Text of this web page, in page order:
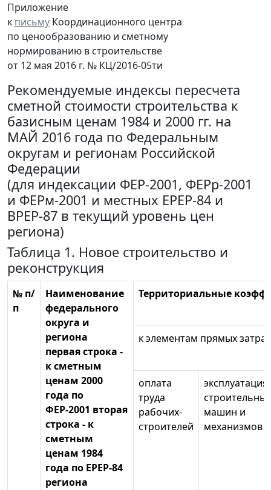
Приложение
к письму Координационного центра
по ценообразованию и сметному
нормированию в строительстве
от 12 мая 2016 г. № КЦ/2016-05ти
Рекомендуемые индексы пересчета
сметной стоимости строительства к
базисным ценам 1984 и 2000 гг. на
МАЙ 2016 года по Федеральным
округам и регионам Российской
Федерации
(для индексации ФЕР-2001, ФЕРр-2001
и ФЕРм-2001 и местных ЕРЕР-84 и
ВРЕР-87 в текущий уровень цен
региона)
Таблица 1. Новое строительство и
реконструкция
№ п/
п
Наименование
федерального
округа и
региона
первая строка -
к сметным
ценам 2000
года по
ФЕР-2001 вторая
строка - к
сметным
ценам 1984
года по ЕРЕР-84
региона
Территориальные
к элементам прямых
оплата
труда
рабочих-
строителей
эксплуатация
строительных
машин и
механизмов